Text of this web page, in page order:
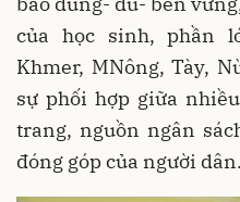
của học sinh, phần
Khmer, MNông, Tày,
sự phối hợp giữa
trang, nguồn ngân
đóng góp của người dân.